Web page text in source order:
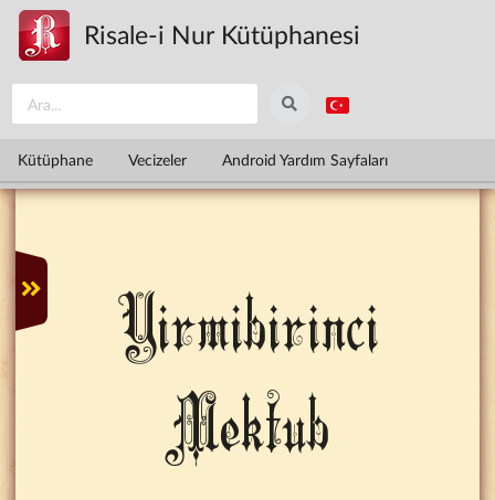
Ana içeriğe atla
Risale-i Nur Kütüphanesi
Kütüphane Vecizeler Android Yardım Sayfaları
Yirmibirinci
Mektub